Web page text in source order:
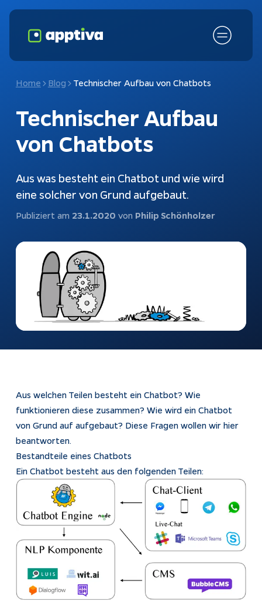
Home Blog Technischer Aufbau von Chatbots
Technischer Aufbau
von Chatbots
Aus was besteht ein Chatbot und wie wird
eine solcher von Grund aufgebaut.
Publiziert am 23.1.2020 von Philip Schönholzer
Aus welchen Teilen besteht ein Chatbot? Wie
funktionieren diese zusammen? Wie wird ein Chatbot
von Grund auf aufgebaut? Diese Fragen wollen wir hier
beantworten.
Bestandteile eines Chatbots
Ein Chatbot besteht aus den folgenden Teilen:
Fokusthemen
Schnittstellen
Konfiguratoren
Webshops
Weiterentwicklung
KI-Chatbot
Chatbots
Dokumentation
Prozesse
automatisieren
KI-Agenten
KI-Integration
Webentwicklung
App Entwicklung
Projekte
Kontakt
Rechtliches
Impressum
Datenschutz
Tracking